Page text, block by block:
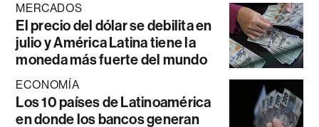
MERCADOS
El precio del dólar se debilita en
julio y América Latina tiene la
moneda más fuerte del mundo
ECONOMÍA
Los 10 países de Latinoamérica
en donde los bancos generan